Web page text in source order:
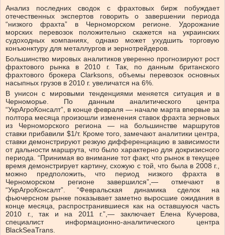
Анализ последних сводок с фрахтовых бирж побуждает
отечественных экспертов говорить о завершении периода
“низкого фрахта” в Черноморском регионе. Удорожание
морских перевозок положительно скажется на украинских
судоходных компаниях, однако может ухудшить торговую
конъюнктуру для металлургов и зернотрейдеров.
Большинство мировых аналитиков уверенно прогнозируют рост
фрахтового рынка в 2010 г. Так, по данным британского
фрахтового брокера Clarksons, объемы перевозок основных
насыпных грузов в 2010 г. увеличатся на 6%.
В унисон с мировыми тенденциями меняется ситуация и в
Черноморье. По данным аналитического центра
“УкрАгроКонсалт”, в конце февраля — начале марта впервые за
полтора месяца произошли изменения ставок фрахта зерновых
из Черноморского региона — на большинстве маршрутов
ставки прибавили $1/т. Кроме того, замечают аналитики центра,
ставки демонстрируют резкую дифференциацию в зависимости
от дальности маршрута, что было характерно для докризисного
периода. “Принимая во внимание тот факт, что рынок в текущее
время демонстрирует картину, схожую с той, что была в 2008 г.,
можно предположить, что период низкого фрахта в
Черноморском регионе завершился”,— отмечают в
“УкрАгроКонсалт”. “Февральская динамика сделок на
фьючерсном рынке показывает заметно выросшие ожидания в
конце месяца, распространившиеся как на оставшуюся часть
2010 г., так и на 2011 г.”,— заключает Елена Кучерова,
специалист информационно-аналитического центра
BlackSeaTrans.